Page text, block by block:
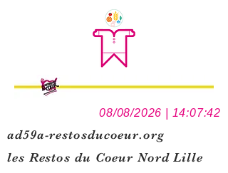
08/08/2026 | 14:07:42
ad59a-restosducoeur.org
les Restos du Coeur Nord Lille